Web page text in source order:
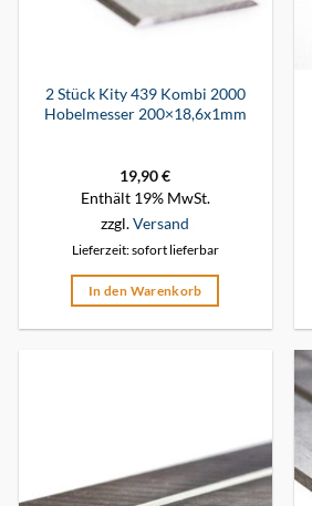
2 Stück Kity 439 Kombi 2000
Hobelmesser 200×18,6x1mm
19,90€
Enthält 19% MwSt.
zzgl.Versand
Lieferzeit: sofort lieferbar
In den Warenkorb